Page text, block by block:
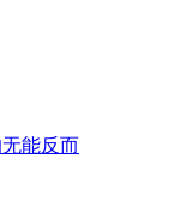
能反而